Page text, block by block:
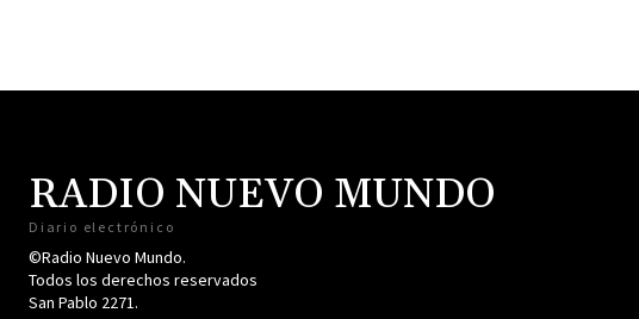
RADIO NUEVO MUNDO
Diario electrónico
©Radio Nuevo Mundo.
Todos los derechos reservados
San Pablo 2271.